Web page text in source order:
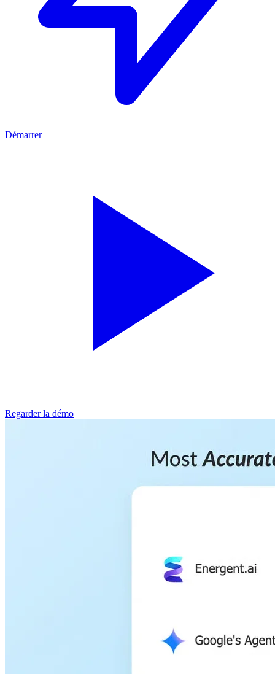
Démarrer
Regarder la démo